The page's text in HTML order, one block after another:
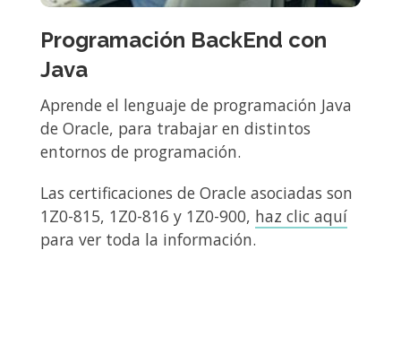
Programación BackEnd con
Java
Aprende el lenguaje de programación Java
de Oracle, para trabajar en distintos
entornos de programación.
Las certificaciones de Oracle asociadas son
1Z0-815, 1Z0-816 y 1Z0-900, haz clic aquí
para ver toda la información.